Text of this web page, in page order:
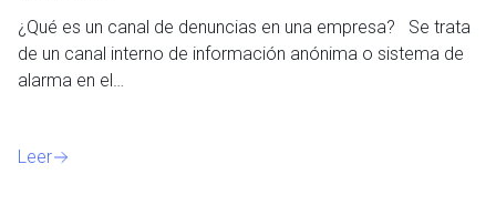
¿Qué es un canal de denuncias en una empresa? Se trata
de un canal interno de información anónima o sistema de
alarma en el…
Leer